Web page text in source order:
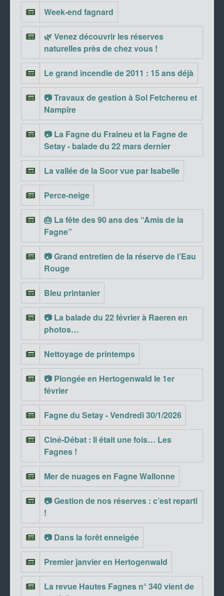
Week-end fagnard
🌿 Venez découvrir les réserves
naturelles près de chez vous !
Le grand incendie de 2011 : 15 ans déjà
📷 Travaux de gestion à Sol Fetchereu et
Nampîre
📷 La Fagne du Fraineu et la Fagne de
Setay - balade du 22 mars dernier
La vallée de la Soor vue par Isabelle
Perce-neige
🎂 La fête des 90 ans des “Amis de la
Fagne”
📷 Grand entretien de la réserve de l’Eau
Rouge
Bleu printanier
📷 La balade du 22 février à Raeren en
photos…
Nettoyage de printemps
📷 Plongée en Hertogenwald le 1er
février
Fagne du Setay - Vendredi 30/1/2026
Ciné-Débat : Il était une fois… Les
Fagnes !
Mer de nuages en Fagne Wallonne
📷 Gestion de nos réserves : c’est reparti
!
📷 Dans la forêt enneigée
Premier janvier en Hertogenwald
La revue Hautes Fagnes n° 340 vient de